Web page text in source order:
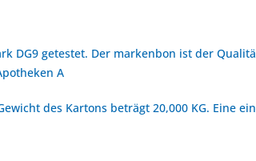
DG9 getestet. Der markenbon ist der
A
des Kartons beträgt 20,000 KG. Eine